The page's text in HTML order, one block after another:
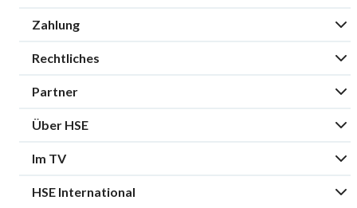
Zahlung
Rechtliches
Partner
Über HSE
Im TV
HSE International